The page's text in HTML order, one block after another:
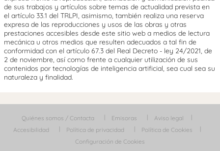
de sus trabajos y artículos sobre temas de actualidad prevista en
el artículo 33.1 del TRLPI, asimismo, también realiza una reserva
expresa de las reproducciones y usos de las obras y otras
prestaciones accesibles desde este sitio web a medios de lectura
mecánica u otros medios que resulten adecuados a tal fin de
conformidad con el artículo 67.3 del Real Decreto - ley 24/2021, de
2 de noviembre, así como frente a cualquier utilización de sus
contenidos por tecnologías de inteligencia artificial, sea cual sea su
naturaleza y finalidad.
Quiénes somos / Contacta Emisoras
Aviso legal
Accesibilidad
Política de privacidad
Política de Cookies
Configuración de Cookies